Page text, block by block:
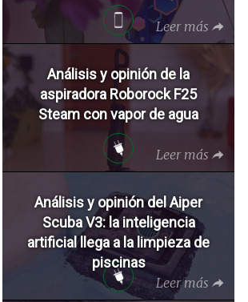
Leer más
Análisis y opinión de la
aspiradora Roborock F25
Steam con vapor de agua
Leer más
Análisis y opinión del Aiper
Scuba V3: la inteligencia
artificial llega a la limpieza de
piscinas
Leer más